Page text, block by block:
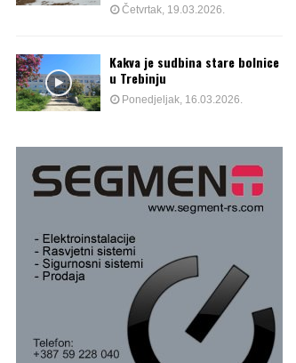
Četvrtak, 19.03.2026.
Kakva je sudbina stare bolnice
u Trebinju
Ponedjeljak, 16.03.2026.